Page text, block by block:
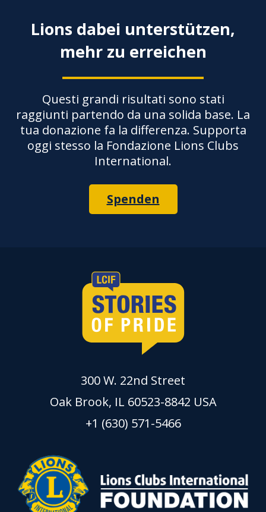
Lions dabei unterstützen,
mehr zu erreichen
Questi grandi risultati sono stati
raggiunti partendo da una solida base. La
tua donazione fa la differenza. Supporta
oggi stesso la Fondazione Lions Clubs
International.
Spenden
300 W. 22nd Street
Oak Brook, IL 60523-8842 USA
+1 (630) 571-5466